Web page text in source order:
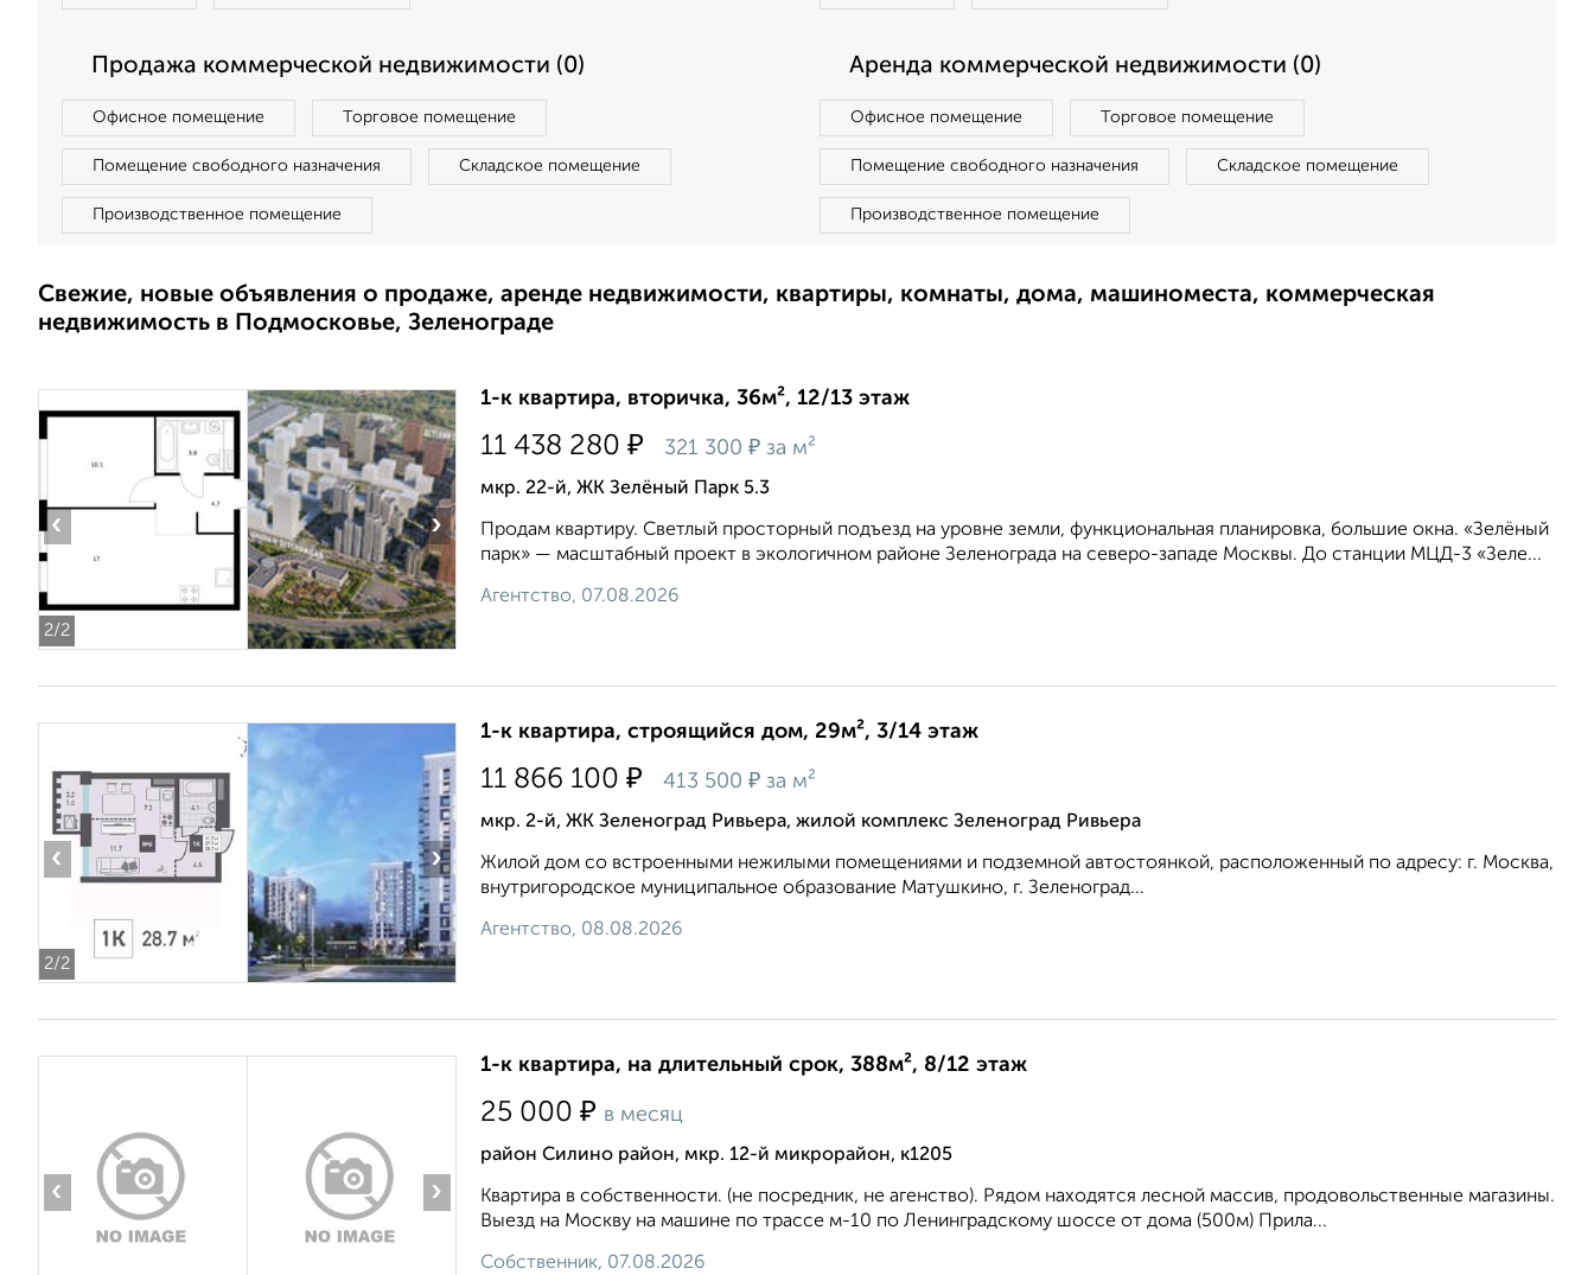
Продажа коммерческой недвижимости (0)
Офисное помещение Торговое помещение
Помещение свободного назначения Складское помещение
Производственное помещение
Аренда коммерческой недвижимости (0)
Офисное помещение Торговое помещение
Помещение свободного назначения Складское помещение
Производственное помещение
Свежие, новые объявления о продаже, аренде недвижимости, квартиры, комнаты, дома, машиноместа, коммерческая
недвижимость в Подмосковье, Зеленограде
2/2
‹ ›
1-к квартира, вторичка, 36м², 12/13 этаж
11 438 280 ₽ 321 300 ₽ за м²
мкр. 22-й, ЖК Зелёный Парк 5.3
Продам квартиру. Светлый просторный подъезд на уровне земли, функциональная планировка, большие окна. «Зелёный
парк» — масштабный проект в экологичном районе Зеленограда на северо-западе Москвы. До станции МЦД-3 «Зеле...
Агентство, 07.08.2026
2/2
‹ ›
1-к квартира, строящийся дом, 29м², 3/14 этаж
11 866 100 ₽ 413 500 ₽ за м²
мкр. 2-й, ЖК Зеленоград Ривьера, жилой комплекс Зеленоград Ривьера
Жилой дом со встроенными нежилыми помещениями и подземной автостоянкой, расположенный по адресу: г. Москва,
внутригородское муниципальное образование Матушкино, г. Зеленоград...
Агентство, 08.08.2026
‹ ›
1-к квартира, на длительный срок, 388м², 8/12 этаж
25 000 ₽ в месяц
район Силино район, мкр. 12-й микрорайон, к1205
Квартира в собственности. (не посредник, не агенство). Рядом находятся лесной массив, продовольственные магазины.
Выезд на Москву на машине по трассе м-10 по Ленинградскому шоссе от дома (500м) Прила...
Собственник, 07.08.2026